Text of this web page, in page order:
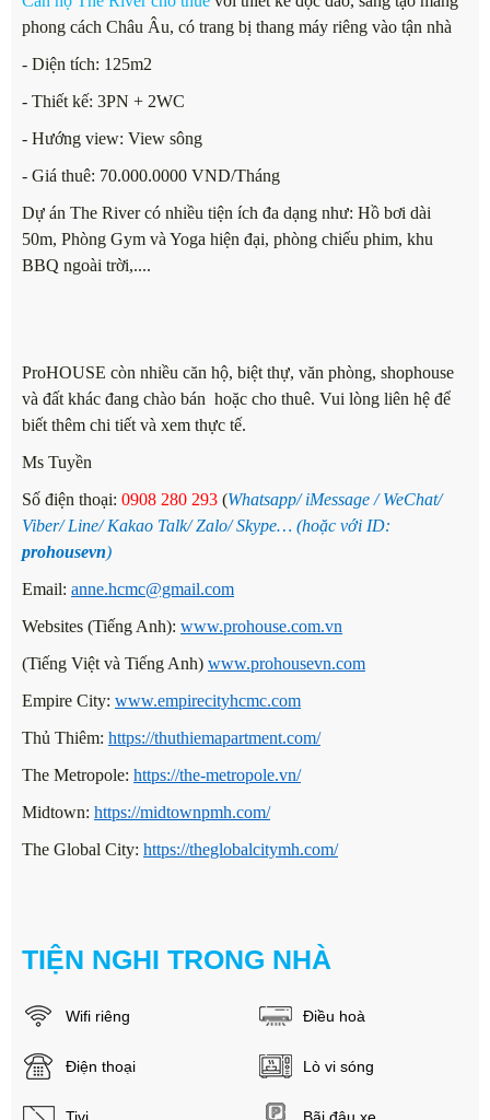
phong cách Châu Âu, có trang bị thang máy riêng vào tận nhà
- Diện tích: 125m2
- Thiết kế: 3PN + 2WC
- Hướng view: View sông
- Giá thuê: 70.000.0000 VND/Tháng
Dự án The River có nhiều tiện ích đa dạng như: Hồ bơi dài
50m, Phòng Gym và Yoga hiện đại, phòng chiếu phim, khu
BBQ ngoài trời,....
ProHOUSE còn nhiều căn hộ, biệt thự, văn phòng, shophouse
và đất khác đang chào bán hoặc cho thuê. Vui lòng liên hệ để
biết thêm chi tiết và xem thực tế.
Ms Tuyền
Số điện thoại: 0908 280 293 (Whatsapp/ iMessage / WeChat/
Viber/ Line/ Kakao Talk/ Zalo/ Skype… (hoặc với ID:
prohousevn)
Email: anne.hcmc@gmail.com
Websites (Tiếng Anh): www.prohouse.com.vn
(Tiếng Việt và Tiếng Anh) www.prohousevn.com
Empire City: www.empirecityhcmc.com
Thủ Thiêm: https://thuthiemapartment.com/
The Metropole: https://the-metropole.vn/
Midtown: https://midtownpmh.com/
The Global City: https://theglobalcitymh.com/
TIỆN NGHI TRONG NHÀ
Wifi riêng Điều hoà
Điện thoại Lò vi sóng
Tivi Bãi đậu xe